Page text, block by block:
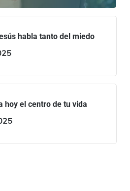
habla tanto del miedo
hoy el centro de tu vida